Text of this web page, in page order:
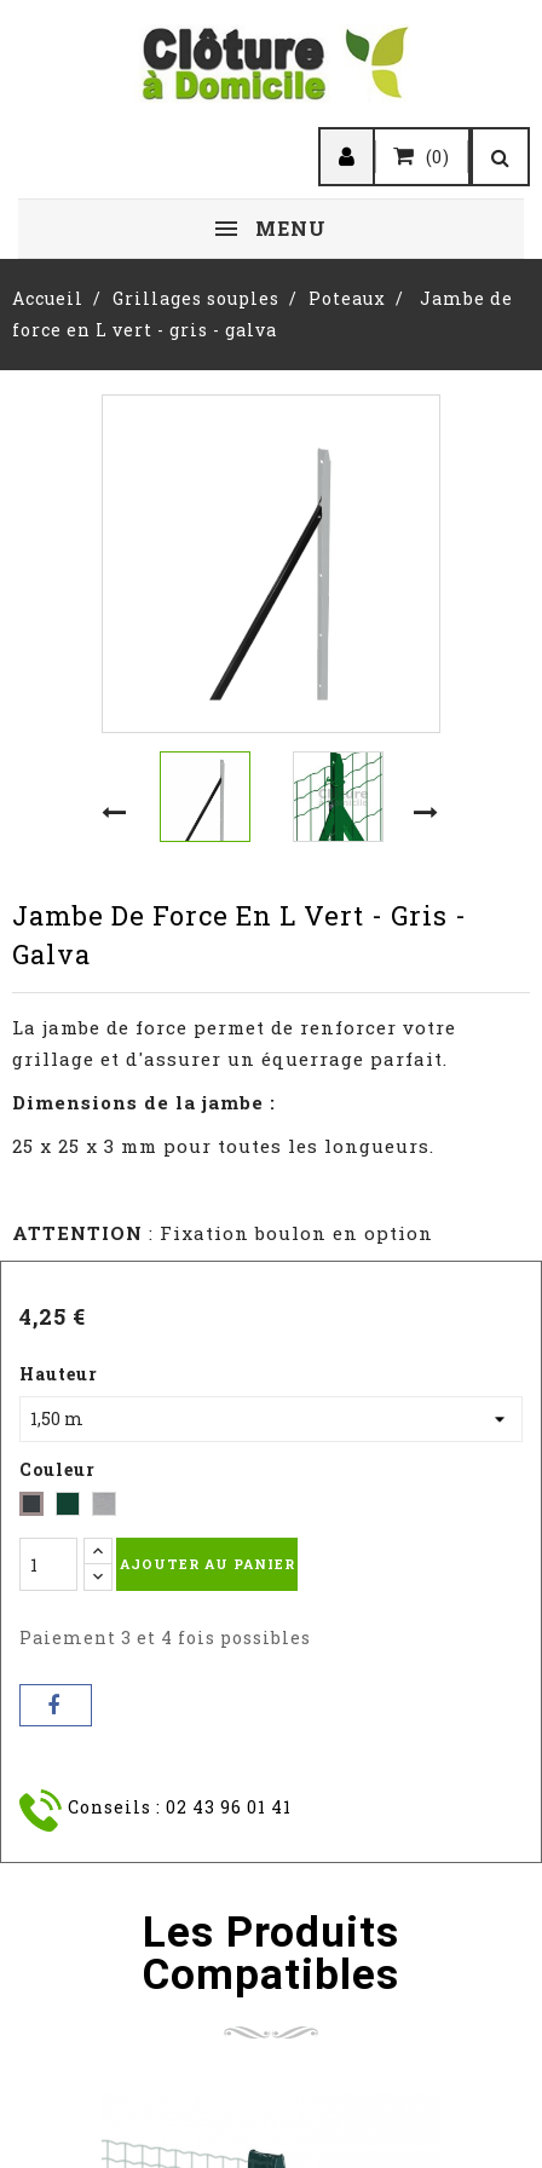
(0)
MENU
Accueil Grillages souples Poteaux
Jambe de
force en L vert - gris - galva
Jambe De Force En L Vert - Gris -
Galva
La jambe de force permet de renforcer votre
grillage et d'assurer un équerrage parfait.
Dimensions de la jambe :
25 x 25 x 3 mm pour toutes les longueurs.
ATTENTION : Fixation boulon en option
4,25 €
Hauteur
Couleur
Gris
-
RAL
7016
-
RAL
6005
AJOUTER AU PANIER
Paiement 3 et 4 fois possibles
Conseils : 02 43 96 01 41
Les Produits
Compatibles